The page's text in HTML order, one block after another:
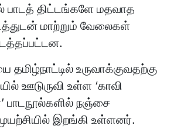
பாடத் திட்டங்களே மதவாத
மாற்றும் வேலைகள்
தமிழ்நாட்டில் உருவாக்குவதற்கு
ஊடுருவி உள்ள ‘காவி
பாடநூல்களில் நஞ்சை
இறங்கி உள்ளனர்.